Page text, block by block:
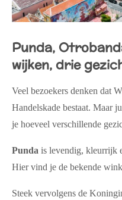
Punda,
wijken, drie
Veel bezoekers denken dat
Handelskade bestaat. Maar
je hoeveel verschillende
Punda is levendig, kleurrijk
Hier vind je de bekende
Steek vervolgens de